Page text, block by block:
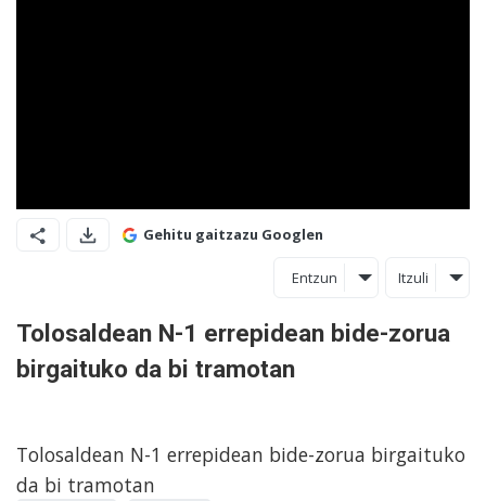
Gehitu gaitzazu Googlen
Entzun Itzuli
Tolosaldean N-1 errepidean bide-zorua
birgaituko da bi tramotan
Tolosaldean N-1 errepidean bide-zorua birgaituko
da bi tramotan